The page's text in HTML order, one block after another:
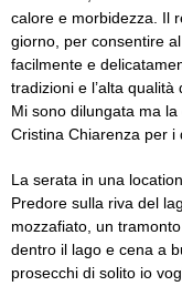
calore e morbidezza. Il
giorno, per consentire
facilmente e
tradizioni e l’alta
Mi sono dilungata ma
Cristina Chiarenza per i
La serata in una
Predore sulla riva del
mozzafiato, un
dentro il lago e cena a
prosecchi di solito io